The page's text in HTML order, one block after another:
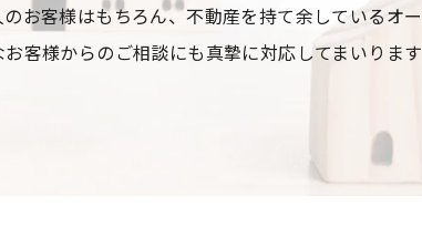
お客様はもちろん、不動産を持て余しているオー
客様からのご相談にも真摯に対応してまいります